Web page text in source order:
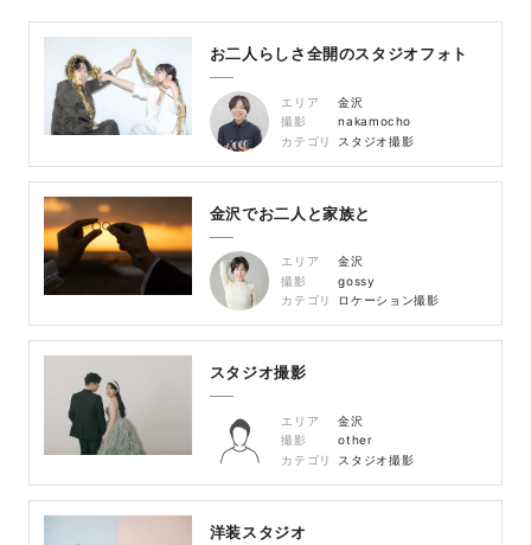
お二人らしさ全開のスタジオフォト
エリア
金沢
撮影
nakamocho
カテゴリ
スタジオ撮影
金沢でお二人と家族と
エリア
金沢
撮影
gossy
カテゴリ
ロケーション撮影
スタジオ撮影
エリア
金沢
撮影
other
カテゴリ
スタジオ撮影
洋装スタジオ